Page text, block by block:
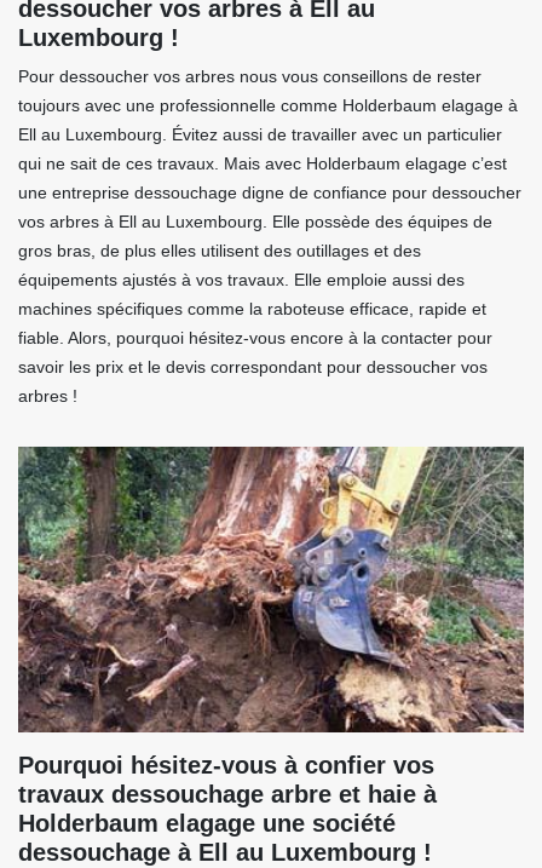
dessoucher vos arbres à Ell au
Luxembourg !
Pour dessoucher vos arbres nous vous conseillons de rester
toujours avec une professionnelle comme Holderbaum elagage à
Ell au Luxembourg. Évitez aussi de travailler avec un particulier
qui ne sait de ces travaux. Mais avec Holderbaum elagage c’est
une entreprise dessouchage digne de confiance pour dessoucher
vos arbres à Ell au Luxembourg. Elle possède des équipes de
gros bras, de plus elles utilisent des outillages et des
équipements ajustés à vos travaux. Elle emploie aussi des
machines spécifiques comme la raboteuse efficace, rapide et
fiable. Alors, pourquoi hésitez-vous encore à la contacter pour
savoir les prix et le devis correspondant pour dessoucher vos
arbres !
Pourquoi hésitez-vous à confier vos
travaux dessouchage arbre et haie à
Holderbaum elagage une société
dessouchage à Ell au Luxembourg !